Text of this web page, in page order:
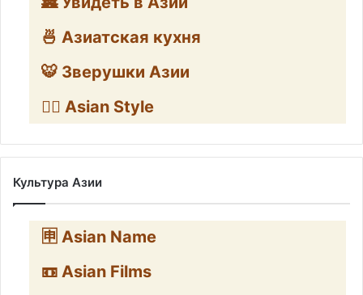
🍜 Азиатская кухня
🐯 Зверушки Азии
🧛‍♂️ Asian Style
Культура Азии
🈸 Asian Name
📼 Asian Films